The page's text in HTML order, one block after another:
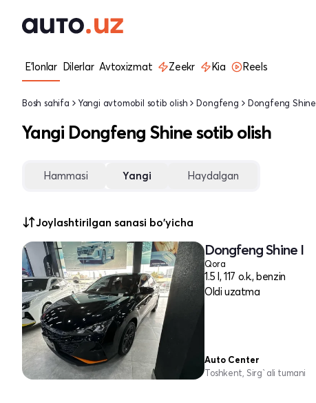
E'lonlar Dilerlar Avtoxizmat Zeekr Kia Reels
Bosh sahifa Yangi avtomobil sotib olish Dongfeng Dongfeng Shine
Yangi Dongfeng Shine sotib olish
Hammasi Yangi Haydalgan
Joylashtirilgan sanasi bo'yicha
Dongfeng Shine I
Qora
1.5 l, 117 o.k., benzin
Oldi uzatma
Auto Center
Toshkent, Sirg`ali tumani